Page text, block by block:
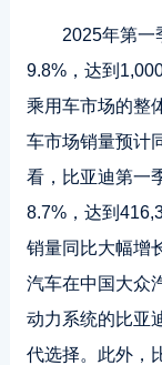
2025年第一
9.8%，达到
乘用车市场的整
车市场销量预计
看，比亚迪第一
8.7%，达到
销量同比大幅增
汽车在中国大众
动力系统的比亚
代选择。此外，